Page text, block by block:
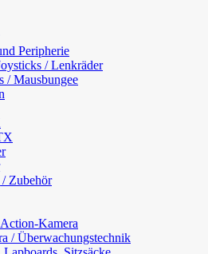
Peripherie
/ Lenkräder
/ Mausbungee
Zubehör
Kamera
/ Überwachungstechnik